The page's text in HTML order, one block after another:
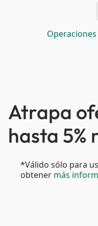
Atrapa
hasta 5%
*Válido sólo para
obtener más